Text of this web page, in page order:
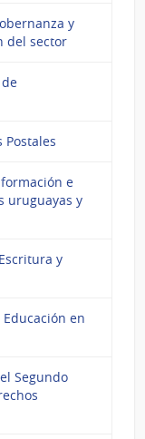
y
del sector
Postales
e
uruguayas y
y
en
Segundo